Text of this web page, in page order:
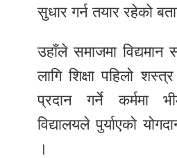
सुधार गर्न तयार रहेको
उहाँले समाजमा विद्यमान
लागि शिक्षा पहिलो
प्रदान गर्ने कर्ममा
विद्यालयले पुर्याएको
।